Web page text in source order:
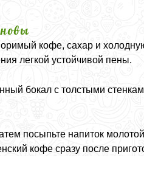
кофе, сахар и
легкой устойчивой пены.
бокал с толстыми
посыпьте напиток
кофе сразу после